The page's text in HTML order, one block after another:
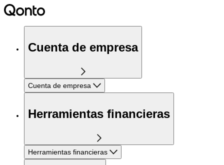
Cuenta de empresa
Cuenta de empresa
Herramientas financieras
Herramientas financieras